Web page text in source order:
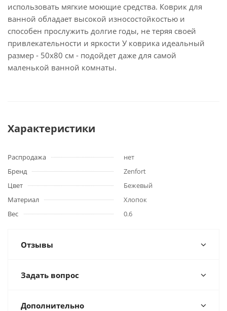
использовать мягкие моющие средства. Коврик для
ванной обладает высокой износостойкостью и
способен прослужить долгие годы, не теряя своей
привлекательности и яркости У коврика идеальный
размер - 50х80 см - подойдет даже для самой
маленькой ванной комнаты.
Характеристики
Распродажа
нет
Бренд
Zenfort
Цвет
Бежевый
Материал
Хлопок
Вес
0.6
Отзывы
Задать вопрос
Дополнительно